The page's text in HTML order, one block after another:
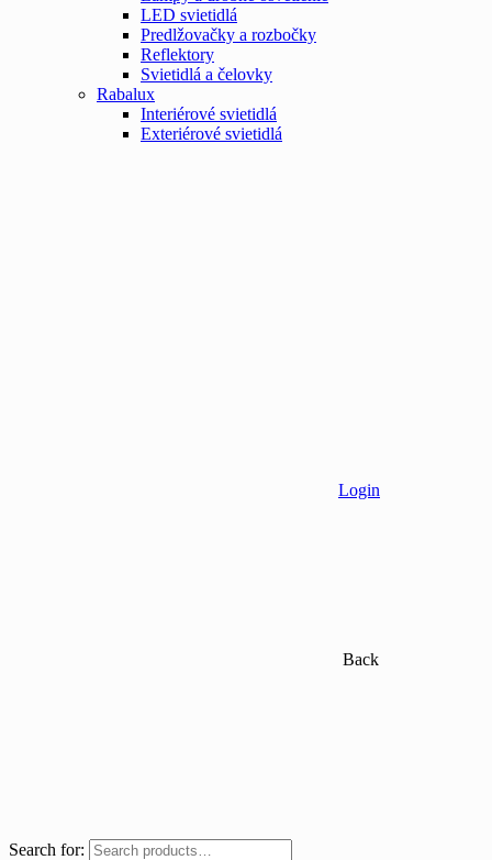
LED svietidlá
Predlžovačky a rozbočky
Reflektory
Svietidlá a čelovky
Rabalux
Interiérové svietidlá
Exteriérové svietidlá
Login
Back
Search for: